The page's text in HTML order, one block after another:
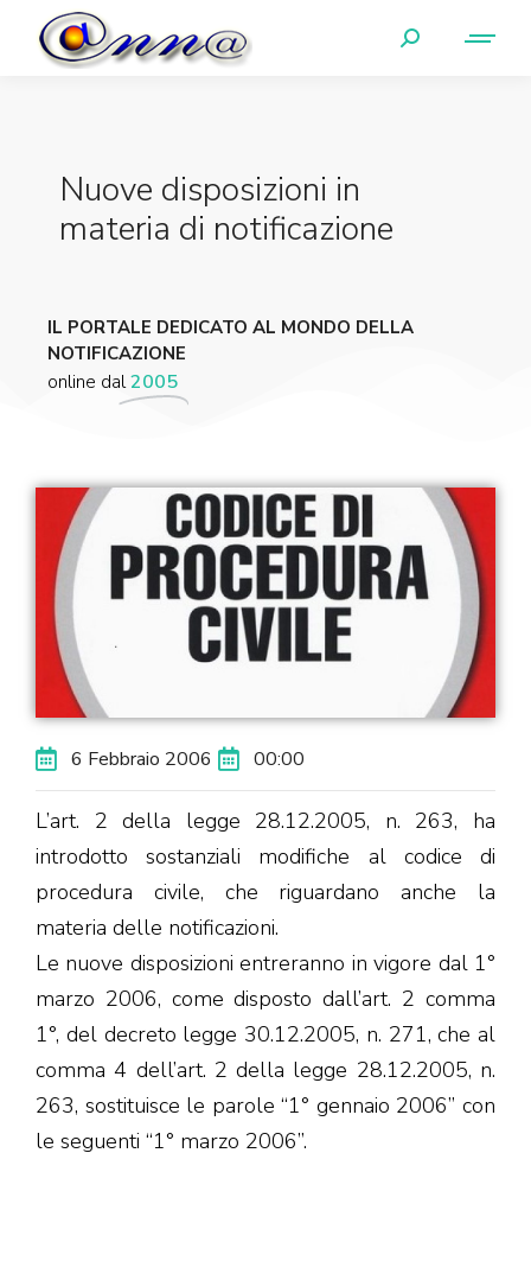
Nuove disposizioni in
materia di notificazione
IL PORTALE DEDICATO AL MONDO DELLA
NOTIFICAZIONE
online dal2005
6 Febbraio 2006 00:00
L’art. 2 della legge 28.12.2005, n. 263, ha
introdotto sostanziali modifiche al codice di
procedura civile, che riguardano anche la
materia delle notificazioni.
Le nuove disposizioni entreranno in vigore dal 1°
marzo 2006, come disposto dall’art. 2 comma
1°, del decreto legge 30.12.2005, n. 271, che al
comma 4 dell’art. 2 della legge 28.12.2005, n.
263, sostituisce le parole “1° gennaio 2006” con
le seguenti “1° marzo 2006”.